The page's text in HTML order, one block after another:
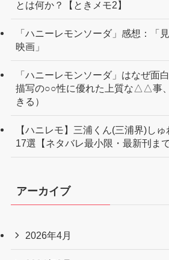
とは何か？【ときメモ2】
「ハニーレモンソーダ」感想：「
映画」
「ハニーレモンソーダ」はなぜ面
描写の○○性に優れた上質な△△事
きる）
【ハニレモ】三浦くん(三浦界)し
17選【ネタバレ最小限・最新刊まで
アーカイブ
2026年4月